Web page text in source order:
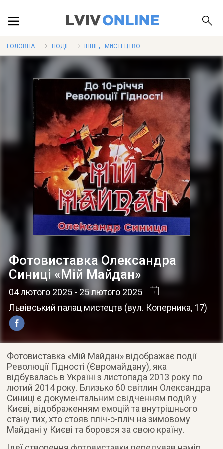
ЛОКАЦІЇ
ПУБЛІКАЦІЇ
ДОВІДКА
ГОЛОВНА ПОДІЇ ІНШЕ, МИСТЕЦТВО
Фотовиставка Олександра
Синиці «Мій Майдан»
04 лютого 2025- 25 лютого 2025
Львівський палац мистецтв (вул. Коперника, 17)
Фотовиставка «Мій Майдан» відображає події
Революції Гідності (Євромайдану), яка
відбувалась в Україні з листопада 2013 року по
лютий 2014 року. Близько 60 світлин Олександра
Синиці є документальним свідченням подій у
Києві, відображенням емоцій та внутрішнього
стану тих, хто стояв пліч-о-пліч на зимовому
Майдані у Києві та боровся за свою країну.